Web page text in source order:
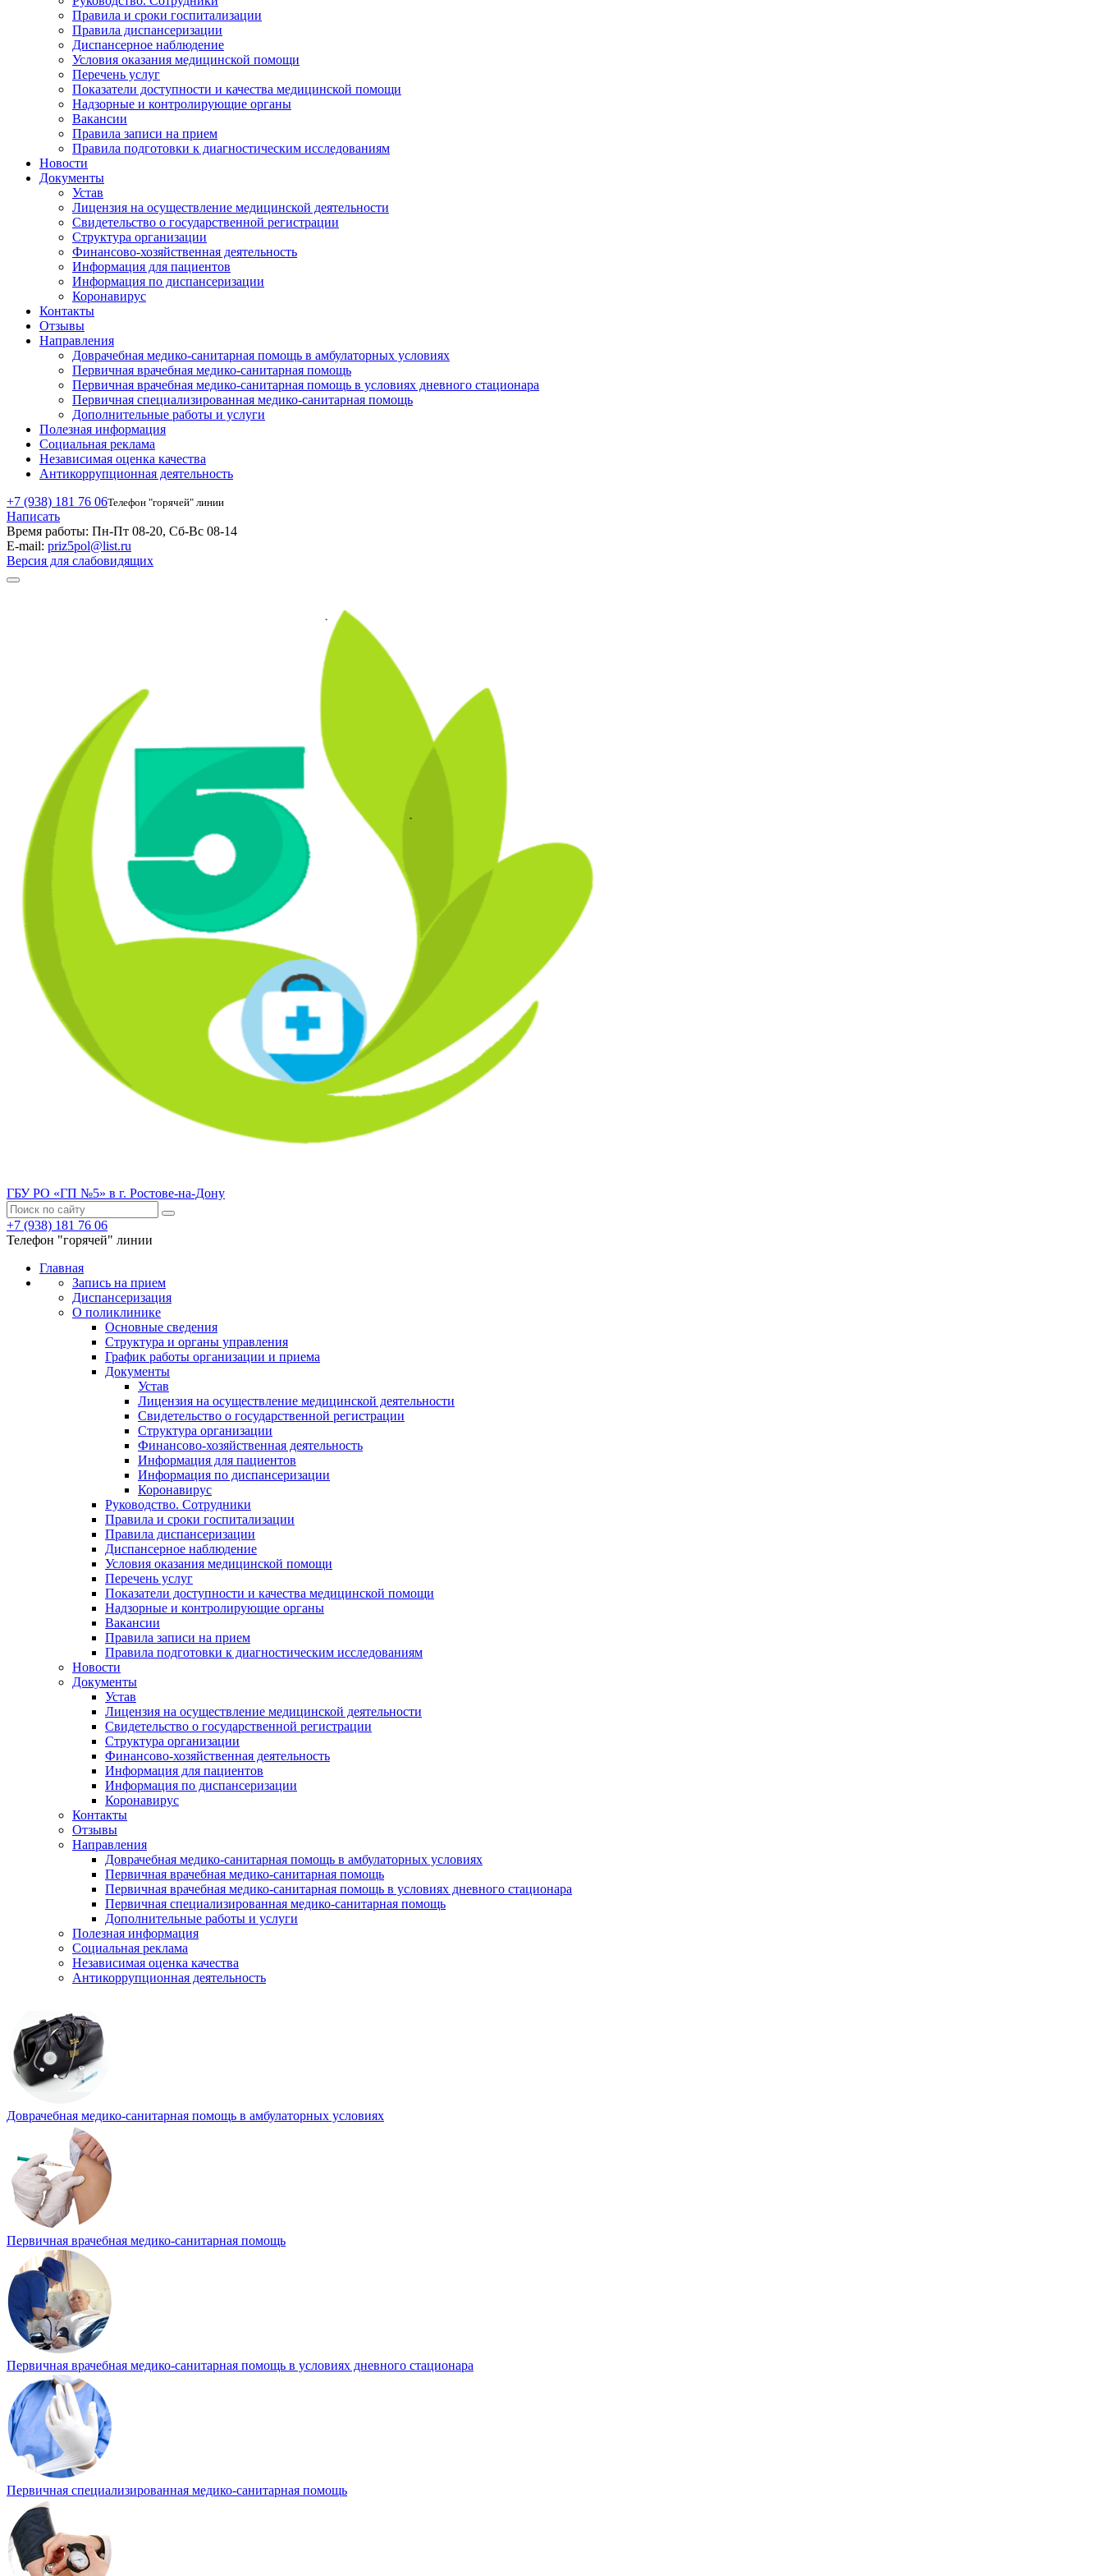
Правила и сроки госпитализации
Правила диспансеризации
Диспансерное наблюдение
Условия оказания медицинской помощи
Перечень услуг
Показатели доступности и качества медицинской помощи
Надзорные и контролирующие органы
Вакансии
Правила записи на прием
Правила подготовки к диагностическим исследованиям
Новости
Документы
Устав
Лицензия на осуществление медицинской деятельности
Свидетельство о государственной регистрации
Структура организации
Финансово-хозяйственная деятельность
Информация для пациентов
Информация по диспансеризации
Коронавирус
Контакты
Отзывы
Направления
Доврачебная медико-санитарная помощь в амбулаторных условиях
Первичная врачебная медико-санитарная помощь
Первичная врачебная медико-санитарная помощь в условиях дневного стационара
Первичная специализированная медико-санитарная помощь
Дополнительные работы и услуги
Полезная информация
Социальная реклама
Независимая оценка качества
Антикоррупционная деятельность
+7 (938) 181 76 06Телефон "горячей" линии
Написать
Время работы: Пн-Пт 08-20, Сб-Вс 08-14
E-mail: priz5pol@list.ru
Версия для слабовидящих
ГБУ РО «ГП №5» в г. Ростове-на-Дону
+7 (938) 181 76 06
Телефон "горячей" линии
Главная
Запись на прием
Диспансеризация
О поликлинике
Основные сведения
Структура и органы управления
График работы организации и приема
Документы
Устав
Лицензия на осуществление медицинской деятельности
Свидетельство о государственной регистрации
Структура организации
Финансово-хозяйственная деятельность
Информация для пациентов
Информация по диспансеризации
Коронавирус
Руководство. Сотрудники
Правила и сроки госпитализации
Правила диспансеризации
Диспансерное наблюдение
Условия оказания медицинской помощи
Перечень услуг
Показатели доступности и качества медицинской помощи
Надзорные и контролирующие органы
Вакансии
Правила записи на прием
Правила подготовки к диагностическим исследованиям
Новости
Документы
Устав
Лицензия на осуществление медицинской деятельности
Свидетельство о государственной регистрации
Структура организации
Финансово-хозяйственная деятельность
Информация для пациентов
Информация по диспансеризации
Коронавирус
Контакты
Отзывы
Направления
Доврачебная медико-санитарная помощь в амбулаторных условиях
Первичная врачебная медико-санитарная помощь
Первичная врачебная медико-санитарная помощь в условиях дневного стационара
Первичная специализированная медико-санитарная помощь
Дополнительные работы и услуги
Полезная информация
Социальная реклама
Независимая оценка качества
Антикоррупционная деятельность
Доврачебная медико-санитарная помощь в амбулаторных условиях
Первичная врачебная медико-санитарная помощь
Первичная врачебная медико-санитарная помощь в условиях дневного стационара
Первичная специализированная медико-санитарная помощь